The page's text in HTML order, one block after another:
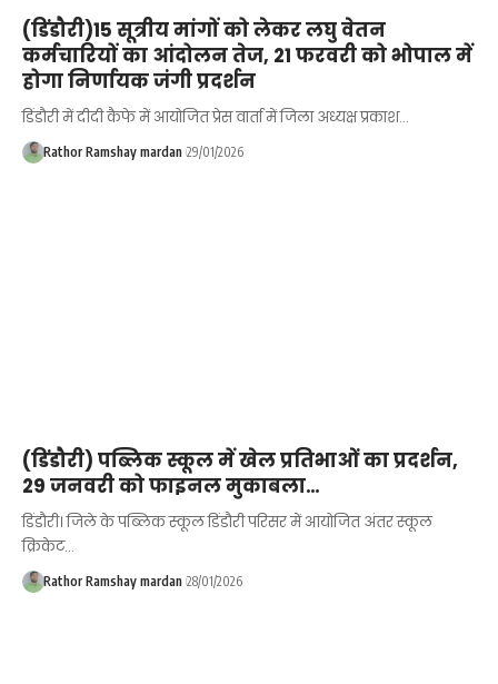
(डिंडौरी)15 सूत्रीय मांगों को लेकर लघु वेतन
कर्मचारियों का आंदोलन तेज, 21 फरवरी को भोपाल में
होगा निर्णायक जंगी प्रदर्शन
डिंडौरी में दीदी कैफे में आयोजित प्रेस वार्ता में जिला अध्यक्ष प्रकाश…
Rathor Ramshay mardan 29/01/2026
(डिंडौरी) पब्लिक स्कूल में खेल प्रतिभाओं का प्रदर्शन,
29 जनवरी को फाइनल मुकाबला…
डिंडौरी। जिले के पब्लिक स्कूल डिंडौरी परिसर में आयोजित अंतर स्कूल
क्रिकेट…
Rathor Ramshay mardan 28/01/2026